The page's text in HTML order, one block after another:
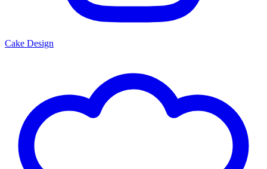
Cake Design